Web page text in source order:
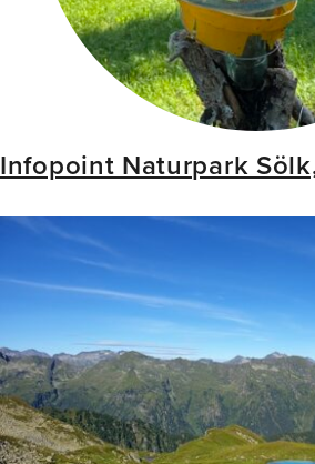
Infopoint Naturpark